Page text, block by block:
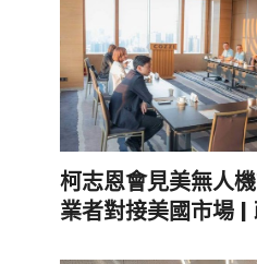
柯志恩會見美無人
業者對接美國市場 |